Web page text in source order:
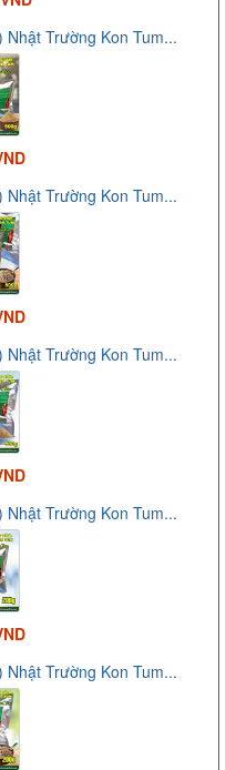
Trường Kon Tum...
Trường Kon Tum...
Trường Kon Tum...
Trường Kon Tum...
Trường Kon Tum...